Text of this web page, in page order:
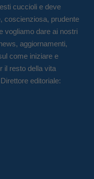
cuccioli e deve
coscienziosa, prudente
vogliamo dare ai nostri
aggiornamenti,
come iniziare e
il resto della vita
editoriale: